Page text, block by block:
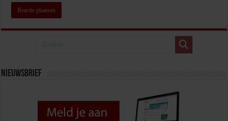
Nieuwsbrief